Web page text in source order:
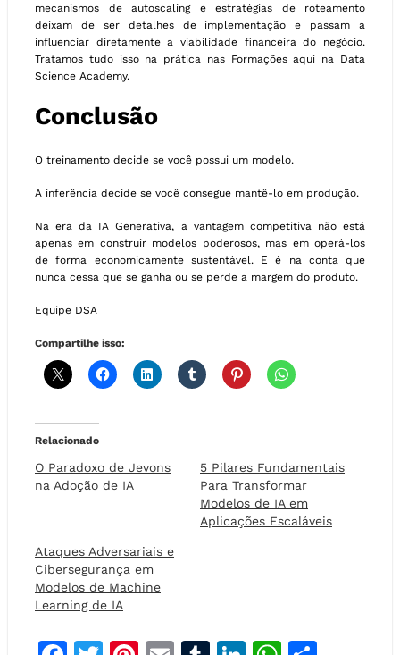
mecanismos de autoscaling e estratégias de roteamento
deixam de ser detalhes de implementação e passam a
influenciar diretamente a viabilidade financeira do negócio.
Tratamos tudo isso na prática nas Formações aqui na Data
Science Academy.
Conclusão
O treinamento decide se você possui um modelo.
A inferência decide se você consegue mantê-lo em produção.
Na era da IA Generativa, a vantagem competitiva não está
apenas em construir modelos poderosos, mas em operá-los
de forma economicamente sustentável. E é na conta que
nunca cessa que se ganha ou se perde a margem do produto.
Equipe DSA
Compartilhe isso:
Relacionado
O Paradoxo de Jevons
na Adoção de IA
5 Pilares Fundamentais
Para Transformar
Modelos de IA em
Aplicações Escaláveis
Ataques Adversariais e
Cibersegurança em
Modelos de Machine
Learning de IA